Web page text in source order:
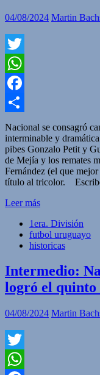
04/08/2024 Martin
Twitter
WhatsApp
Facebook
Compartir
Nacional se consagró
interminable y
pibes Gonzalo Petit y
de Mejía y los remates
Fernández (el que
título al tricolor.
Leer más
1era. División
futbol uruguayo
historicas
Intermedio:
logró el quinto
04/08/2024 Martin
Twitter